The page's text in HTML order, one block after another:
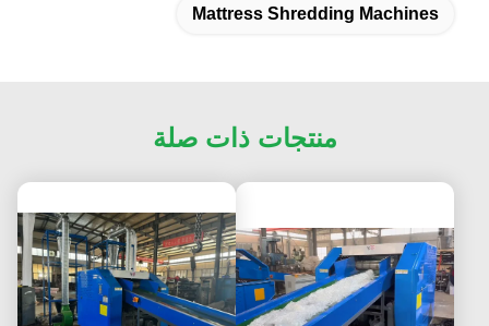
Mattress Shredding Machines
منتجات ذات صلة